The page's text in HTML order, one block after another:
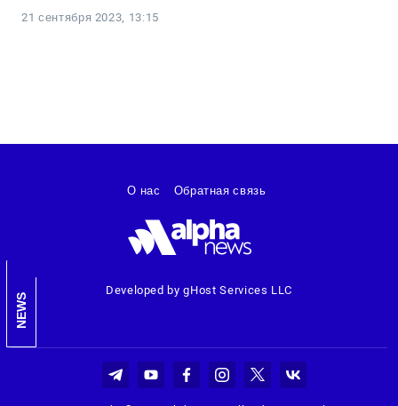
21 сентября 2023, 13:15
NEWS
Developed by gHost Services LLC
О нас Обратная связь